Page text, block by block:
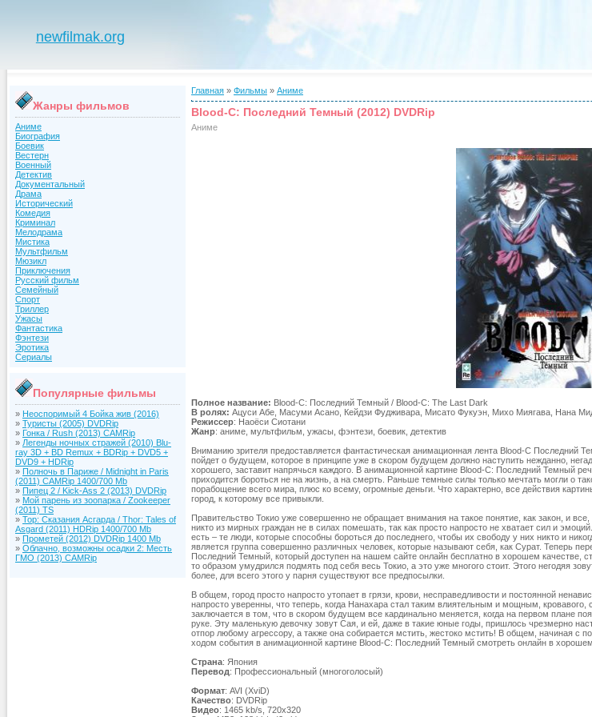
newfilmak.org
Жанры фильмов
Аниме
Биография
Боевик
Вестерн
Военный
Детектив
Документальный
Драма
Исторический
Комедия
Криминал
Мелодрама
Мистика
Мультфильм
Мюзикл
Приключения
Русский фильм
Семейный
Спорт
Триллер
Ужасы
Фантастика
Фэнтези
Эротика
Сериалы
Популярные фильмы
» Неоспоримый 4 Бойка жив (2016)
» Туристы (2005) DVDRip
» Гонка / Rush (2013) CAMRip
» Легенды ночных стражей (2010) Blu-
ray 3D + BD Remux + BDRip + DVD5 +
DVD9 + HDRip
» Полночь в Париже / Midnight in Paris
(2011) CAMRip 1400/700 Mb
» Пипец 2 / Kick-Ass 2 (2013) DVDRip
» Мой парень из зоопарка / Zookeeper
(2011) TS
» Тор: Сказания Асгарда / Thor: Tales of
Asgard (2011) HDRip 1400/700 Mb
» Прометей (2012) DVDRip 1400 Mb
» Облачно, возможны осадки 2: Месть
ГМО (2013) CAMRip
Главная » Фильмы » Аниме
Blood-C: Последний Темный (2012) DVDRip
Аниме
Полное название: Blood-C: Последний Темный / Blood-C: The Last Dark
В ролях: Ацуси Абе, Масуми Асано, Кейдзи Фудживара, Мисато Фукуэн, Михо Миягава, Нана
Режиссер: Наоёси Сиотани
Жанр: аниме, мультфильм, ужасы, фэнтези, боевик, детектив
Вниманию зрителя предоставляется фантастическая анимационная лента Blood-C Последний
пойдет о будущем, которое в принципе уже в скором будущем должно наступить нежданно,
хорошего, заставит напрячься каждого. В анимационной картине Blood-C: Последний Темный
приходится бороться не на жизнь, а на смерть. Раньше темные силы только мечтать могли о
порабощение всего мира, плюс ко всему, огромные деньги. Что характерно, все действия
город, к которому все привыкли.
Правительство Токио уже совершенно не обращает внимания на такое понятие, как закон, и
никто из мирных граждан не в силах помешать, так как просто напросто не хватает сил и
есть – те люди, которые способны бороться до последнего, чтобы их свободу у них никто и
является группа совершенно различных человек, которые называют себя, как Сурат. Теперь
Последний Темный, который доступен на нашем сайте онлайн бесплатно в хорошем качестве,
то образом умудрился подмять под себя весь Токио, а это уже многого стоит. Этого негодяя
более, для всего этого у парня существуют все предпосылки.
В общем, город просто напросто утопает в грязи, крови, несправедливости и постоянной
напросто уверенны, что теперь, когда Нанахара стал таким влиятельным и мощным, кровавого,
заключается в том, что в скором будущем все кардинально меняется, когда на первом плане
руке. Эту маленькую девочку зовут Сая, и ей, даже в такие юные годы, пришлось чрезмерно
отпор любому агрессору, а также она собирается мстить, жестоко мстить! В общем, начиная с
ходом события в анимационной картине Blood-C: Последний Темный смотреть онлайн в хорошем
Страна: Япония
Перевод: Профессиональный (многоголосый)
Формат: AVI (XviD)
Качество: DVDRip
Видео: 1465 kb/s, 720x320